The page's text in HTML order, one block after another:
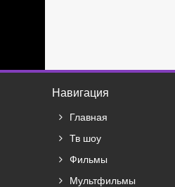
Навигация
Главная
Тв шоу
Фильмы
Мультфильмы